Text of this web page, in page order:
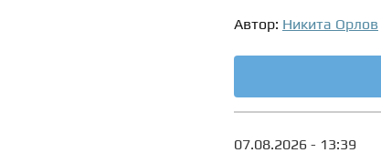
Автор: Никита Орлов
07.08.2026 - 13:39